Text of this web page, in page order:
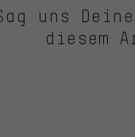
uns
diesem